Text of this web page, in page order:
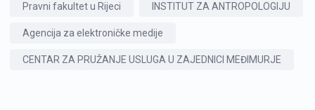
Pravni fakultet u Rijeci INSTITUT ZA ANTROPOLOGIJU
Agencija za elektroničke medije
CENTAR ZA PRUŽANJE USLUGA U ZAJEDNICI MEĐIMURJE